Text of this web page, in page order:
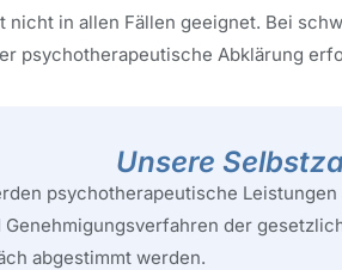
nicht in allen Fällen geeignet. Bei
psychotherapeutische Abklärung
Unsere
psychotherapeutische
Genehmigungsverfahren der
abgestimmt werden.